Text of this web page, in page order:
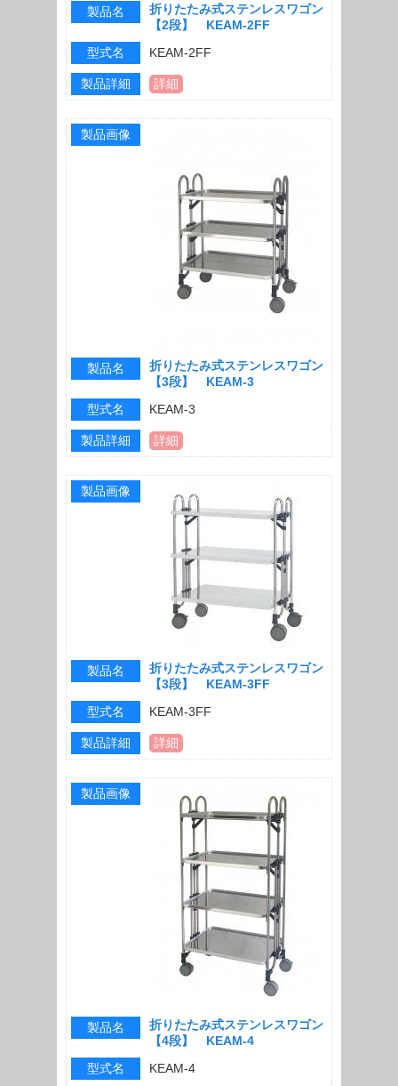
製品名
折りたたみ式ステンレスワゴン
【2段】 KEAM-2FF
型式名
KEAM-2FF
製品詳細 詳細
製品画像
製品名
折りたたみ式ステンレスワゴン
【3段】 KEAM-3
型式名
KEAM-3
製品詳細 詳細
製品画像
製品名
折りたたみ式ステンレスワゴン
【3段】 KEAM-3FF
型式名
KEAM-3FF
製品詳細 詳細
製品画像
製品名
折りたたみ式ステンレスワゴン
【4段】 KEAM-4
型式名
KEAM-4